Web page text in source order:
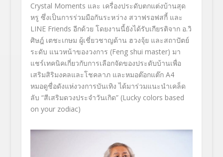
Crystal Moments และ เครื่องประดับตกแต่งบ้านสุด
หรู ซึ่งเป็นการร่วมมือกันระหว่าง สวาฟรอฟสกี้ และ
LINE Friends อีกด้วย โดยงานนี้ยังได้รับเกียรติจาก อ.วิ
ศิษฎ์ เตชะเกษม ผู้เชี่ยวชาญด้าน ฮวงจุ้ย และสถาปัตย์
ระดับ แนวหน้าของวงการ (Feng shui master) มา
แชร์เทคนิคเกี่ยวกับการเลือกจัดของประดับบ้านเพื่อ
เสริมสิริมงคลและโชคลาภ และหมอต๊อกแต๊ก A4
หมอดูชื่อดังแห่งวงการบันเทิง ได้มาร่วมแนะนำเคล็ด
ลับ “สีเสริมดวงประจำวันเกิด” (Lucky colors based
on your zodiac)